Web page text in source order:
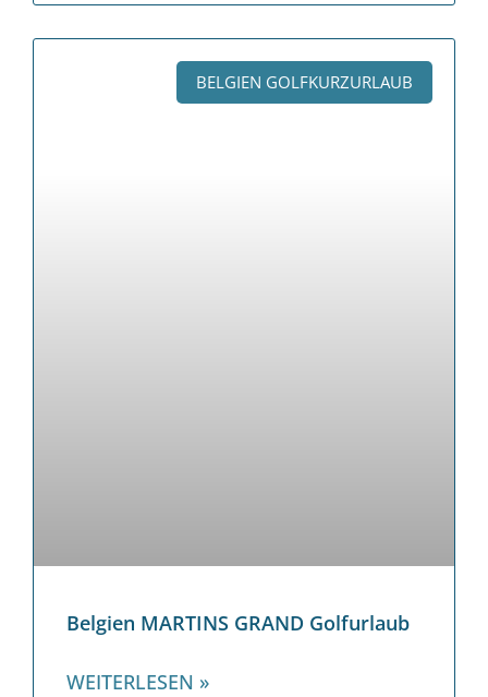
BELGIEN GOLFKURZURLAUB
Belgien MARTINS GRAND Golfurlaub
WEITERLESEN »